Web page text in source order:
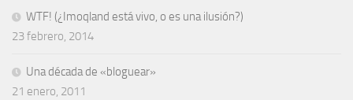
WTF! (¿Imoqland está vivo, o es una ilusión?)
23 febrero, 2014
Una década de «bloguear»
21 enero, 2011